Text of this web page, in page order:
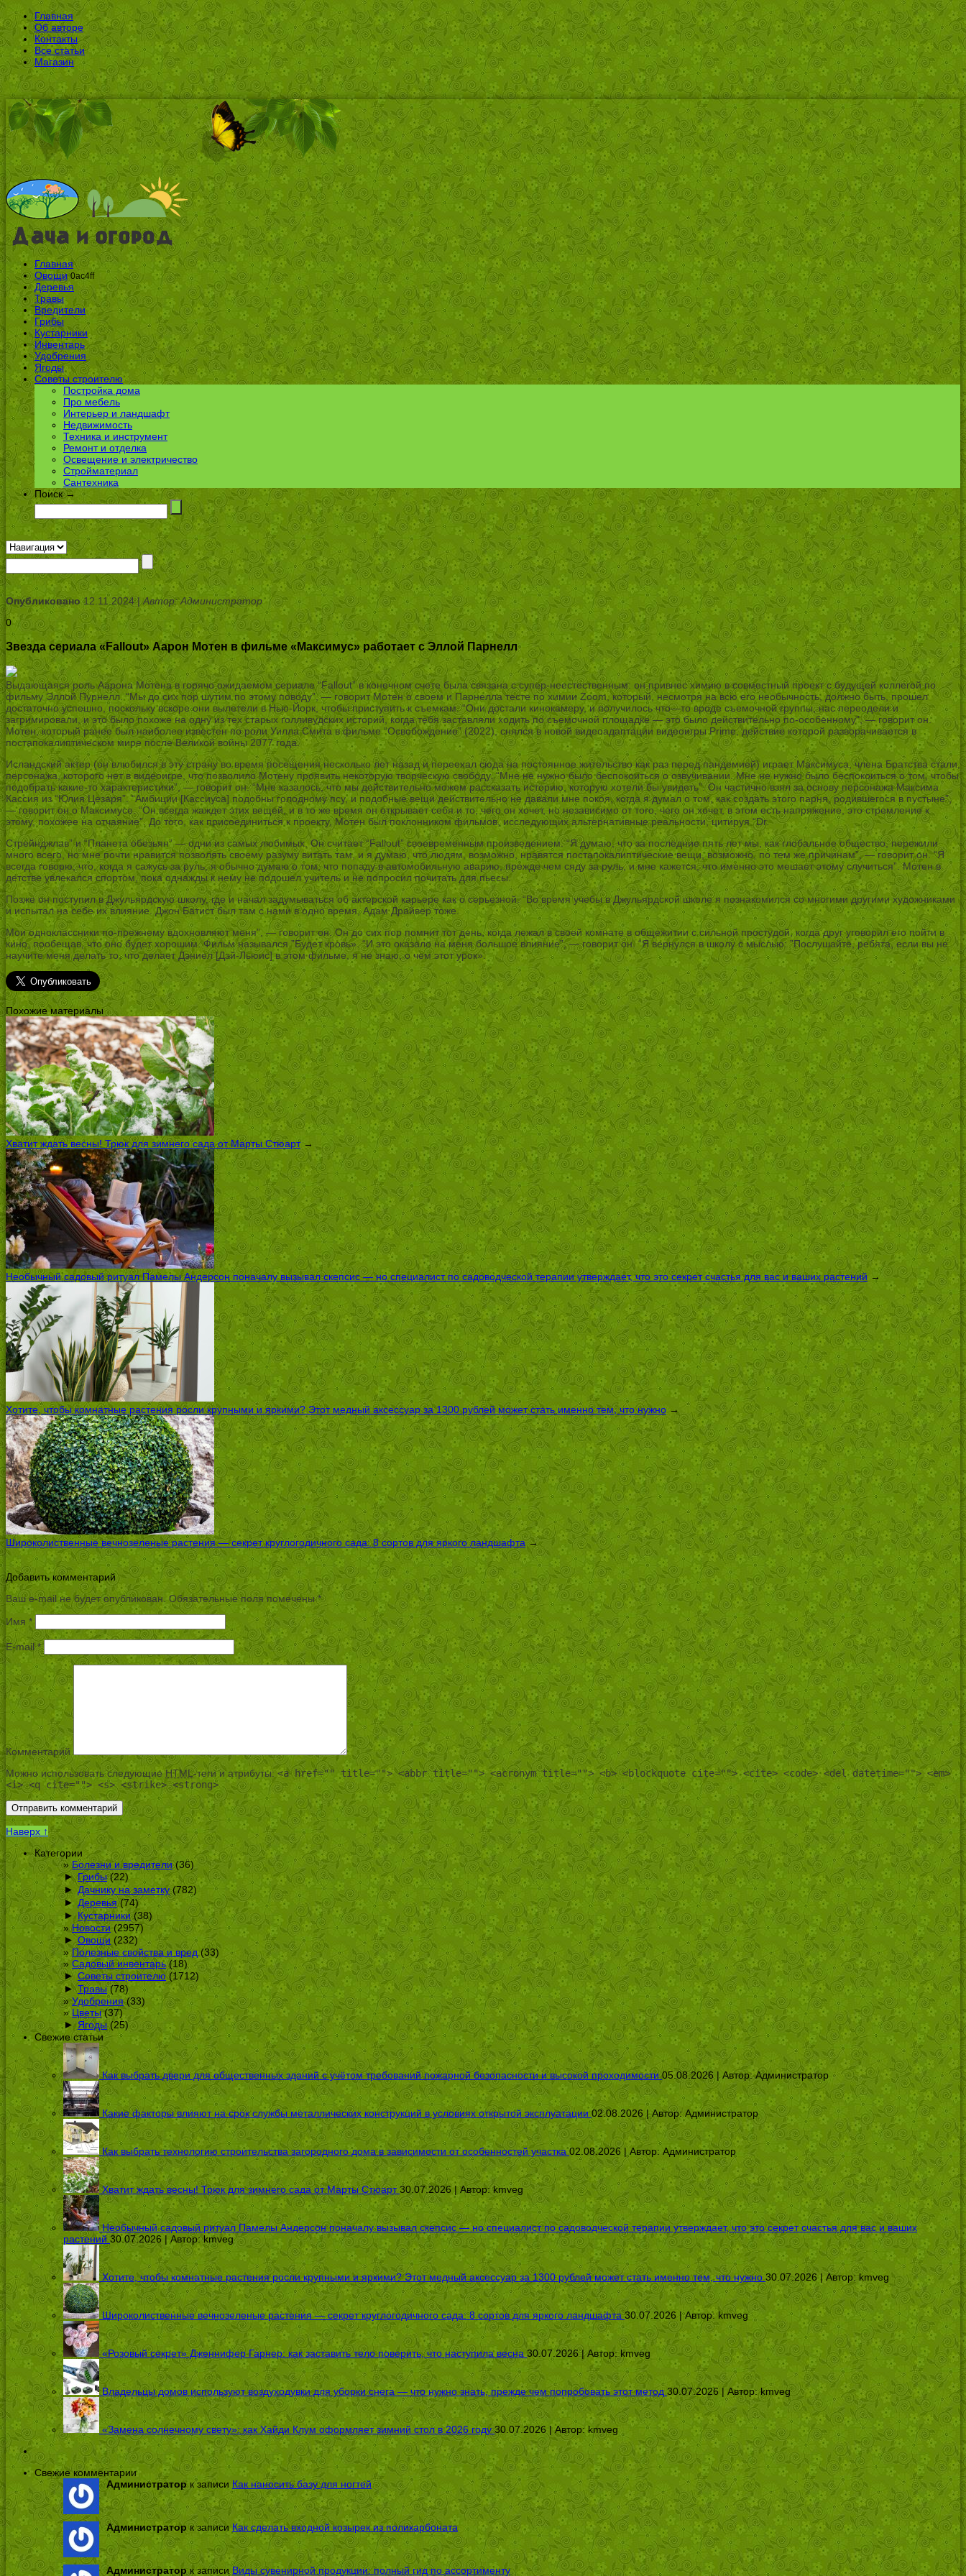
Главная
Об авторе
Контакты
Все статьи
Магазин
Главная
Овощи 0ac4ff
Деревья
Травы
Вредители
Грибы
Кустарники
Инвентарь
Удобрения
Ягоды
Советы строителю
Постройка дома
Про мебель
Интерьер и ландшафт
Недвижимость
Техника и инструмент
Ремонт и отделка
Освещение и электричество
Стройматериал
Сантехника
Поиск →
Опубликовано12.11.2024 |Автор: Администратор
0
Звезда сериала «Fallout» Аарон Мотен в фильме «Максимус» работает с Эллой Парнелл
Выдающаяся роль Аарона Мотена в горячо ожидаемом сериале “Fallout” в конечном счете была связана с супер-неестественным: он привнес химию в совместный проект с будущей коллегой по
фильму Эллой Пурнелл. “Мы до сих пор шутим по этому поводу”, — говорит Мотен о своем и Парнелла тесте по химии Zoom, который, несмотря на всю его необычность, должно быть, прошел
достаточно успешно, поскольку вскоре они вылетели в Нью-Йорк, чтобы приступить к съемкам. “Они достали кинокамеру, и получилось что—то вроде съемочной группы, нас переодели и
загримировали, и это было похоже на одну из тех старых голливудских историй, когда тебя заставляли ходить по съемочной площадке — это было действительно по-особенному”, — говорит он.
Мотен, который ранее был наиболее известен по роли Уилла Смита в фильме “Освобождение” (2022), снялся в новой видеоадаптации видеоигры Prime, действие которой разворачивается в
постапокалиптическом мире после Великой войны 2077 года.
Исландский актер (он влюбился в эту страну во время посещения несколько лет назад и переехал сюда на постоянное жительство как раз перед пандемией) играет Максимуса, члена Братства стали,
персонажа, которого нет в видеоигре, что позволило Мотену проявить некоторую творческую свободу. “Мне не нужно было беспокоиться о озвучивании. Мне не нужно было беспокоиться о том, чтобы
подобрать какие-то характеристики”, — говорит он. “Мне казалось, что мы действительно можем рассказать историю, которую хотели бы увидеть”. Он частично взял за основу персонажа Максима
Кассия из “Юлия Цезаря”. “Амбиции [Кассиуса] подобны голодному псу, и подобные вещи действительно не давали мне покоя, когда я думал о том, как создать этого парня, родившегося в пустыне”,
— говорит он о Максимусе. “Он всегда жаждет этих вещей, и в то же время он открывает себя и то, чего он хочет, но независимо от того, чего он хочет, в этом есть напряжение, это стремление к
этому, похожее на отчаяние”. До того, как присоединиться к проекту, Мотен был поклонником фильмов, исследующих альтернативные реальности, цитируя “Dr.
Стрейнджлав” и “Планета обезьян” — одни из самых любимых. Он считает “Fallout” своевременным произведением. “Я думаю, что за последние пять лет мы, как глобальное общество, пережили
много всего, но мне почти нравится позволять своему разуму витать там, и я думаю, что людям, возможно, нравятся постапокалиптические вещи, возможно, по тем же причинам”, — говорит он. “Я
всегда говорю, что, когда я сажусь за руль, я обычно думаю о том, что попаду в автомобильную аварию, прежде чем сяду за руль, и мне кажется, что именно это мешает этому случиться”. Мотен в
детстве увлекался спортом, пока однажды к нему не подошел учитель и не попросил почитать для пьесы.
Позже он поступил в Джульярдскую школу, где и начал задумываться об актерской карьере как о серьезной. “Во время учебы в Джульярдской школе я познакомился со многими другими художниками
и испытал на себе их влияние. Джон Батист был там с нами в одно время, Адам Драйвер тоже.
Мои одноклассники по-прежнему вдохновляют меня”, — говорит он. Он до сих пор помнит тот день, когда лежал в своей комнате в общежитии с сильной простудой, когда друг уговорил его пойти в
кино, пообещав, что оно будет хорошим. Фильм назывался ”Будет кровь». “И это оказало на меня большое влияние”, — говорит он. “Я вернулся в школу с мыслью: ”Послушайте, ребята, если вы не
научите меня делать то, что делает Дэниел [Дэй-Льюис] в этом фильме, я не знаю, о чем этот урок».
Похожие материалы
Хватит ждать весны! Трюк для зимнего сада от Марты Стюарт→
Необычный садовый ритуал Памелы Андерсон поначалу вызывал скепсис — но специалист по садоводческой терапии утверждает, что это секрет счастья для вас и ваших растений →
Хотите, чтобы комнатные растения росли крупными и яркими? Этот медный аксессуар за 1300 рублей может стать именно тем, что нужно →
Широколиственные вечнозеленые растения — секрет круглогодичного сада: 8 сортов для яркого ландшафта→
Добавить комментарий
Ваш e-mail не будет опубликован. Обязательные поля помечены*
Имя *
E-mail*
Комментарий
Можно использовать следующие HTML-теги и атрибуты: <a href="" title=""> <abbr title=""> <acronym title=""> <b> <blockquote cite=""> <cite> <code> <del datetime=""> <em>
<i> <q cite=""> <s> <strike> <strong>
Наверх ↑
Категории
Болезни и вредители(36)
► Грибы(22)
► Дачнику на заметку(782)
► Деревья (74)
► Кустарники(38)
Новости(2957)
► Овощи (232)
Полезные свойства и вред(33)
Садовый инвентарь(18)
► Советы строителю(1712)
► Травы(78)
Удобрения(33)
Цветы(37)
► Ягоды(25)
Свежие статьи
Как выбрать двери для общественных зданий с учётом требований пожарной безопасности и высокой проходимости 05.08.2026 | Автор:Администратор
Какие факторы влияют на срок службы металлических конструкций в условиях открытой эксплуатации 02.08.2026 | Автор:Администратор
Как выбрать технологию строительства загородного дома в зависимости от особенностей участка 02.08.2026 | Автор: Администратор
Хватит ждать весны! Трюк для зимнего сада от Марты Стюарт 30.07.2026 | Автор:kmveg
Необычный садовый ритуал Памелы Андерсон поначалу вызывал скепсис — но специалист по садоводческой терапии утверждает, что это секрет счастья для вас и ваших
растений 30.07.2026 | Автор:kmveg
Хотите, чтобы комнатные растения росли крупными и яркими? Этот медный аксессуар за 1300 рублей может стать именно тем, что нужно 30.07.2026 | Автор:kmveg
Широколиственные вечнозеленые растения — секрет круглогодичного сада: 8 сортов для яркого ландшафта 30.07.2026 | Автор:kmveg
«Розовый секрет» Дженнифер Гарнер: как заставить тело поверить, что наступила весна 30.07.2026 | Автор:kmveg
Владельцы домов используют воздуходувки для уборки снега — что нужно знать, прежде чем попробовать этот метод 30.07.2026 | Автор:kmveg
«Замена солнечному свету»: как Хайди Клум оформляет зимний стол в 2026 году 30.07.2026 | Автор: kmveg
Свежие комментарии
Администраторк записи Как наносить базу для ногтей
Администратор к записиКак сделать входной козырек из поликарбоната
Администраторк записи Виды сувенирной продукции: полный гид по ассортименту